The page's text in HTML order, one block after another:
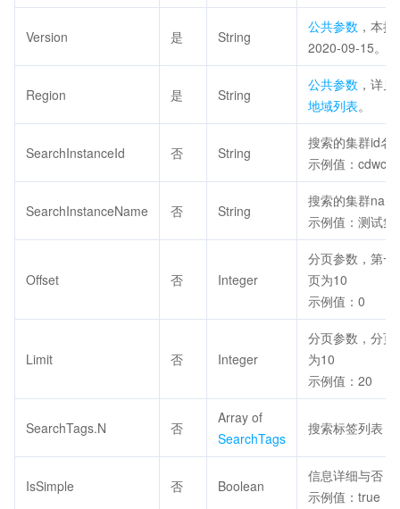
Version 是 String
公共参数 ，本
2020-09-15。
Region 是 String
公共参数 ，详
地域列表。
SearchInstanceId 否 String
搜索的集群id名
示例值：
SearchInstanceName 否 String
搜索的集群
示例值：测试集
Offset 否 Integer
分页参数，第
页为10
示例值：0
Limit 否 Integer
分页参数，分页
为10
示例值：20
SearchTags.N 否
Array of
SearchTags
搜索标签列表
IsSimple 否 Boolean
信息详细与否
示例值：true